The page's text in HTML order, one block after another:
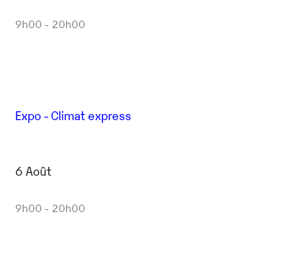
9h00 - 20h00
Expo - Climat express
6 Août
9h00 - 20h00